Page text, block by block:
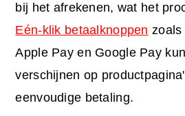
bij het afrekenen, wat het
Eén-klik betaalknoppen zoals
Apple Pay en Google Pay
verschijnen op
eenvoudige betaling.